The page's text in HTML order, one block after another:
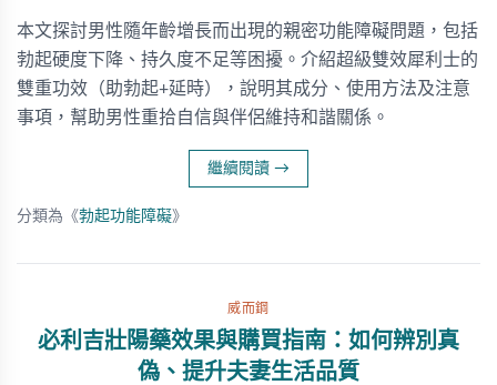
本文探討男性隨年齡增長而出現的親密功能障礙問題，包括
勃起硬度下降、持久度不足等困擾。介紹超級雙效犀利士的
雙重功效（助勃起+延時），說明其成分、使用方法及注意
事項，幫助男性重拾自信與伴侶維持和諧關係。
繼續閱讀 →
分類為《勃起功能障礙》
威而鋼
必利吉壯陽藥效果與購買指南：如何辨別真
偽、提升夫妻生活品質